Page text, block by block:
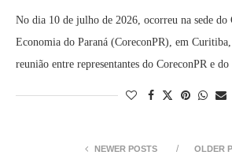
No dia 10 de julho de 2026, ocorreu na sede do
Economia do Paraná (CoreconPR), em
reunião entre representantes do CoreconPR e do
NEWER POSTS OLDER